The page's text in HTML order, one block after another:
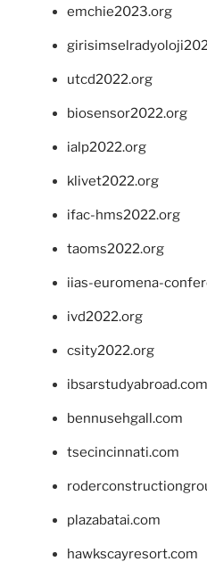
emchie2023.org
utcd2022.org
biosensor2022.org
ialp2022.org
klivet2022.org
ifac-hms2022.org
taoms2022.org
iias-euromena-
ivd2022.org
csity2022.org
ibsarstudyabroad.com
bennusehgall.com
tsecincinnati.com
plazabatai.com
hawkscayresort.com